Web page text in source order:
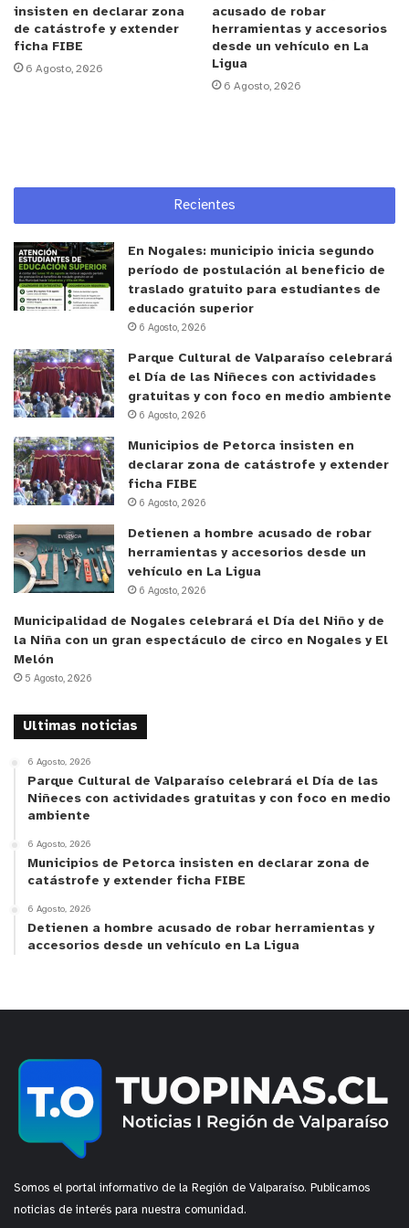
una interfaz bastante compleja, donde
prácticamente no hay terrenos planos, las
plantaciones están en pendientes muy altas y, por
lo tanto, nosotros tenemos que tener un
En tanto, el director regional del Colegio de
Ingenieros Forestales de Chile, José Miguel Maiz,
manifestó que las principales medidas de
protección contra incendios forestales son “los
cortafuegos, las fajas corta combustibles, las fajas
libres de vegetación y el manejo de los residuos”. Y
recalcó que “en cada una de las intervenciones
que los propietarios hacen, con la asesoría de los
consultores, se pueden y se deben ejecutar
algunas de estas acciones preventivas”.
Durante este año, CONAF ha desarrollado tres
reuniones con asesores forestales de la Región de
Valparaíso, con la finalidad de reforzar el vínculo
público- privado en pro del manejo sustentable de
los bosques.
y tú, ¿qué opinas?
insisten en declarar zona
de catástrofe y extender
ficha FIBE
6 Agosto, 2026
acusado de robar
herramientas y accesorios
desde un vehículo en La
Ligua
6 Agosto, 2026
Recientes
En Nogales: municipio inicia segundo
período de postulación al beneficio de
traslado gratuito para estudiantes de
educación superior
6 Agosto, 2026
Parque Cultural de Valparaíso celebrará
el Día de las Niñeces con actividades
gratuitas y con foco en medio ambiente
6 Agosto, 2026
Municipios de Petorca insisten en
declarar zona de catástrofe y extender
ficha FIBE
6 Agosto, 2026
Detienen a hombre acusado de robar
herramientas y accesorios desde un
vehículo en La Ligua
6 Agosto, 2026
Municipalidad de Nogales celebrará el Día del Niño y de
la Niña con un gran espectáculo de circo en Nogales y El
Melón
5 Agosto, 2026
Ultimas noticias
6 Agosto, 2026
Parque Cultural de Valparaíso celebrará el Día de las
Niñeces con actividades gratuitas y con foco en medio
ambiente
6 Agosto, 2026
Municipios de Petorca insisten en declarar zona de
catástrofe y extender ficha FIBE
6 Agosto, 2026
Detienen a hombre acusado de robar herramientas y
accesorios desde un vehículo en La Ligua
Somos el portal informativo de la Región de Valparaíso. Publicamos
noticias de interés para nuestra comunidad.